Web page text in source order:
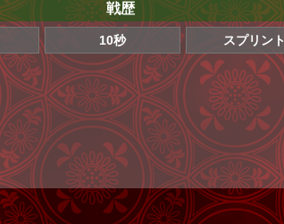
戦歴
10秒 スプリント